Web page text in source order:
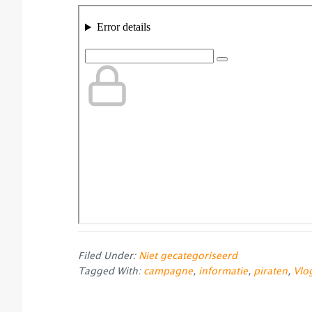
Filed Under: Niet gecategoriseerd
Tagged With: campagne, informatie, piraten,